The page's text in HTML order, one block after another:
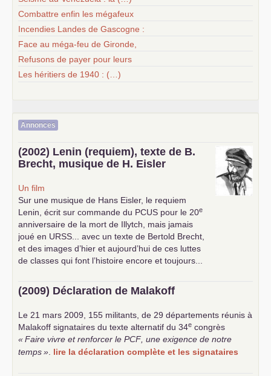
Combattre enfin les mégafeux
Incendies Landes de Gascogne :
Face au méga-feu de Gironde,
Refusons de payer pour leurs
Les héritiers de 1940 : (…)
Annonces
(2002) Lenin (requiem), texte de B.
Brecht, musique de H. Eisler
Un film
Sur une musique de Hans Eisler, le requiem
Lenin, écrit sur commande du PCUS pour le 20e
anniversaire de la mort de Illytch, mais jamais
joué en URSS ... avec un texte de Bertold Brecht,
et des images d’hier et aujourd’hui de ces luttes
de classes qui font l’histoire encore et toujours...
(2009) Déclaration de Malakoff
Le 21 mars 2009, 155 militants, de 29 départements réunis à
Malakoff signataires du texte alternatif du 34e congrès
«Faire vivre et renforcer le PCF , une exigence de notre
temps» lire la déclaration complète et les signataires